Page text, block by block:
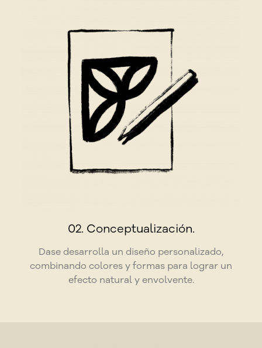
02. Conceptualización.
Dase desarrolla un diseño personalizado,
combinando colores y formas para lograr un
efecto natural y envolvente.